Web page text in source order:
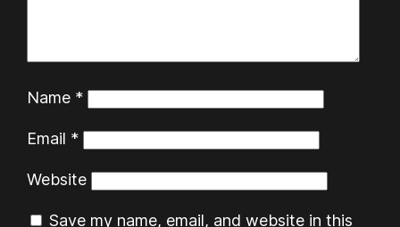
Name *
Email *
Website
Save my name, email, and website in this